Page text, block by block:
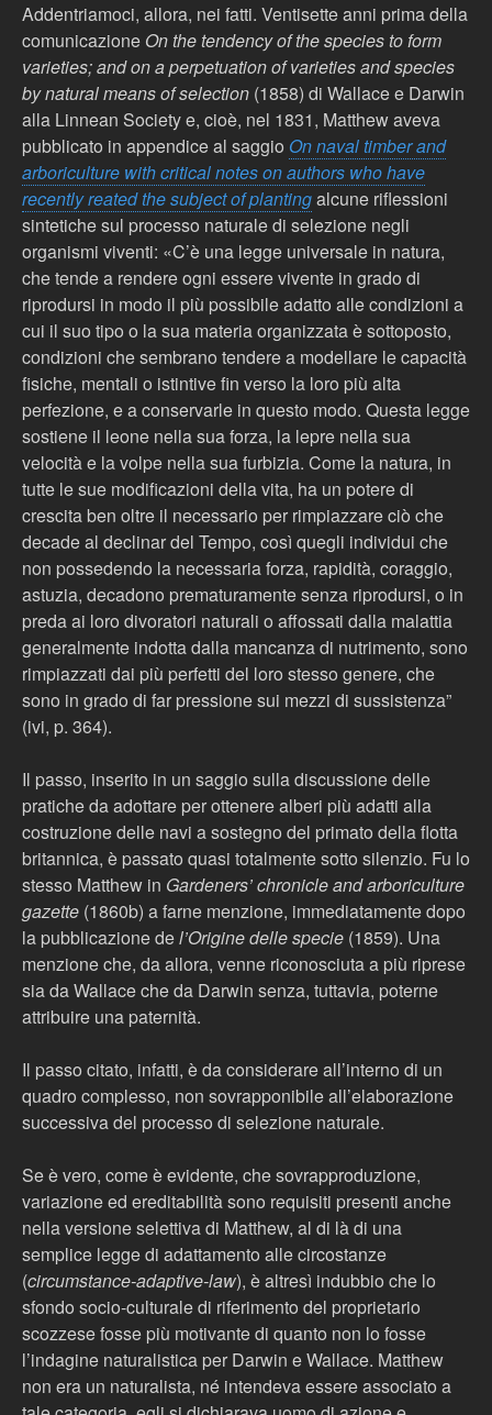
Addentriamoci, allora, nei fatti. Ventisette anni prima della
comunicazione On the tendency of the species to form
varieties; and on a perpetuation of varieties and species
by natural means of selection (1858) di Wallace e Darwin
alla Linnean Society e, cioè, nel 1831, Matthew aveva
pubblicato in appendice al saggio On naval timber and
arboriculture with critical notes on authors who have
recently reated the subject of plantingalcune riflessioni
sintetiche sul processo naturale di selezione negli
organismi viventi: «C’è una legge universale in natura,
che tende a rendere ogni essere vivente in grado di
riprodursi in modo il più possibile adatto alle condizioni a
cui il suo tipo o la sua materia organizzata è sottoposto,
condizioni che sembrano tendere a modellare le capacità
fisiche, mentali o istintive fin verso la loro più alta
perfezione, e a conservarle in questo modo. Questa legge
sostiene il leone nella sua forza, la lepre nella sua
velocità e la volpe nella sua furbizia. Come la natura, in
tutte le sue modificazioni della vita, ha un potere di
crescita ben oltre il necessario per rimpiazzare ciò che
decade al declinar del Tempo, così quegli individui che
non possedendo la necessaria forza, rapidità, coraggio,
astuzia, decadono prematuramente senza riprodursi, o in
preda ai loro divoratori naturali o affossati dalla malattia
generalmente indotta dalla mancanza di nutrimento, sono
rimpiazzati dai più perfetti del loro stesso genere, che
sono in grado di far pressione sui mezzi di sussistenza”
(ivi, p. 364).
Il passo, inserito in un saggio sulla discussione delle
pratiche da adottare per ottenere alberi più adatti alla
costruzione delle navi a sostegno del primato della flotta
britannica, è passato quasi totalmente sotto silenzio. Fu lo
stesso Matthew in Gardeners’ chronicle and arboriculture
gazette (1860b) a farne menzione, immediatamente dopo
la pubblicazione del’Origine delle specie (1859). Una
menzione che, da allora, venne riconosciuta a più riprese
sia da Wallace che da Darwin senza, tuttavia, poterne
attribuire una paternità.
Il passo citato, infatti, è da considerare all’interno di un
quadro complesso, non sovrapponibile all’elaborazione
successiva del processo di selezione naturale.
Se è vero, come è evidente, che sovrapproduzione,
variazione ed ereditabilità sono requisiti presenti anche
nella versione selettiva di Matthew, al di là di una
semplice legge di adattamento alle circostanze
(circumstance-adaptive-law), è altresì indubbio che lo
sfondo socio-culturale di riferimento del proprietario
scozzese fosse più motivante di quanto non lo fosse
l’indagine naturalistica per Darwin e Wallace. Matthew
non era un naturalista, né intendeva essere associato a